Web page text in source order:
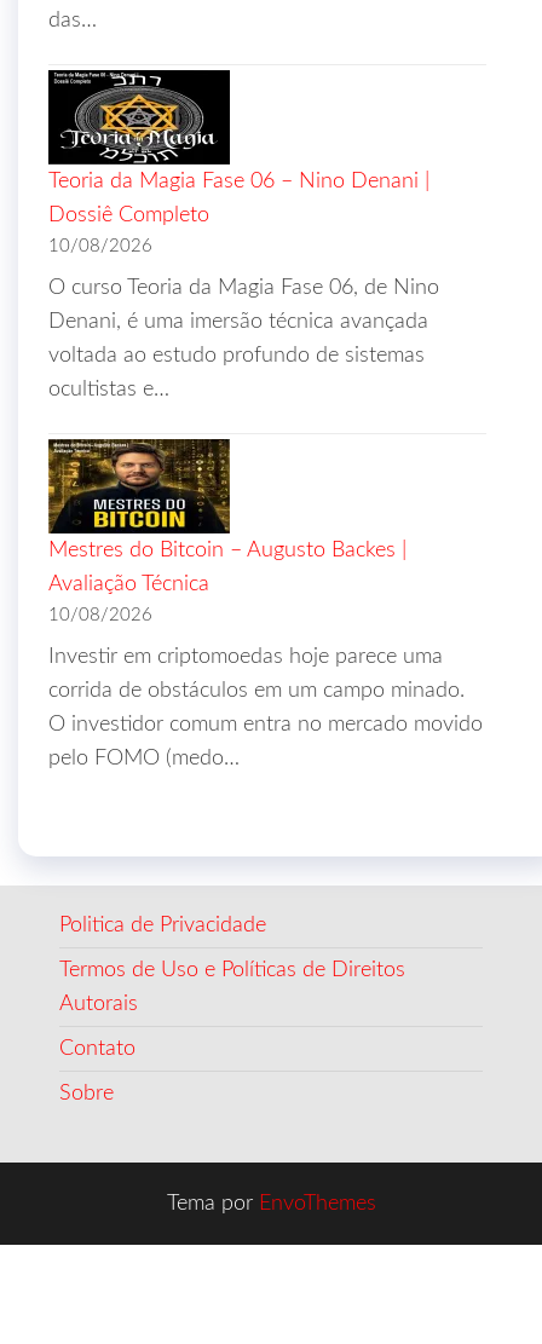
das…
Teoria da Magia Fase 06 – Nino Denani |
Dossiê Completo
10/08/2026
O curso Teoria da Magia Fase 06, de Nino
Denani, é uma imersão técnica avançada
voltada ao estudo profundo de sistemas
ocultistas e…
Mestres do Bitcoin – Augusto Backes |
Avaliação Técnica
10/08/2026
Investir em criptomoedas hoje parece uma
corrida de obstáculos em um campo minado.
O investidor comum entra no mercado movido
pelo FOMO (medo…
Politica de Privacidade
Termos de Uso e Políticas de Direitos
Autorais
Contato
Sobre
Tema por EnvoThemes